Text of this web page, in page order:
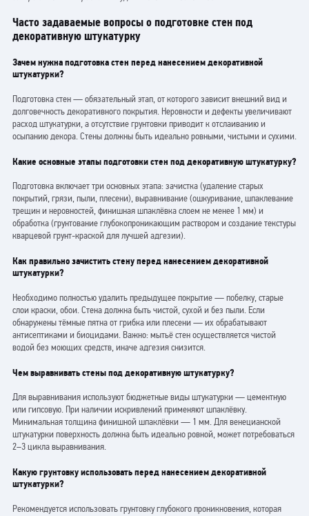
Часто задаваемые вопросы о подготовке стен под
декоративную штукатурку
Зачем нужна подготовка стен перед нанесением декоративной
штукатурки?
Подготовка стен — обязательный этап, от которого зависит внешний вид и
долговечность декоративного покрытия. Неровности и дефекты увеличивают
расход штукатурки, а отсутствие грунтовки приводит к отслаиванию и
осыпанию декора. Стены должны быть идеально ровными, чистыми и сухими.
Какие основные этапы подготовки стен под декоративную штукатурку?
Подготовка включает три основных этапа: зачистка (удаление старых
покрытий, грязи, пыли, плесени), выравнивание (ошкуривание, шпаклевание
трещин и неровностей, финишная шпаклёвка слоем не менее 1 мм) и
обработка (грунтование глубокопроникающим раствором и создание текстуры
кварцевой грунт-краской для лучшей адгезии).
Как правильно зачистить стену перед нанесением декоративной
штукатурки?
Необходимо полностью удалить предыдущее покрытие — побелку, старые
слои краски, обои. Стена должна быть чистой, сухой и без пыли. Если
обнаружены тёмные пятна от грибка или плесени — их обрабатывают
антисептиками и биоцидами. Важно: мытьё стен осуществляется чистой
водой без моющих средств, иначе адгезия снизится.
Чем выравнивать стены под декоративную штукатурку?
Для выравнивания используют бюджетные виды штукатурки — цементную
или гипсовую. При наличии искривлений применяют шпаклёвку.
Минимальная толщина финишной шпаклёвки — 1 мм. Для венецианской
штукатурки поверхность должна быть идеально ровной, может потребоваться
2–3 цикла выравнивания.
Какую грунтовку использовать перед нанесением декоративной
штукатурки?
Рекомендуется использовать грунтовку глубокого проникновения, которая